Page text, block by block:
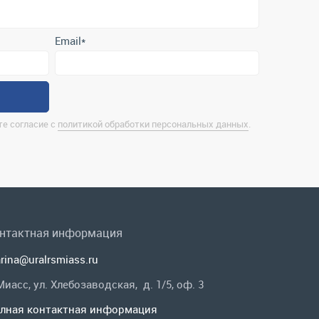
информация
ул. Хлебозаводская, д. 1/5, оф. 3
контактная информация